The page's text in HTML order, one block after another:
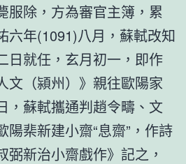
服除，方為審官主簿，累
六年(1091)八月，蘇軾改知
日就任，玄月初一，即作
文（潁州）》親往歐陽家
，蘇軾攜通判趙令疇、文
陽棐新建小齋“息齋”，作詩
弼新治小齋戲作》記之，